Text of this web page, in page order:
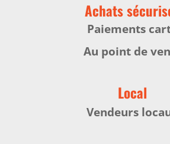
Achats
Paiements
Au point de
Local
Vendeurs